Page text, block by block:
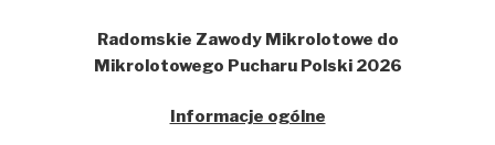
Radomskie Zawody Mikrolotowe do
Mikrolotowego Pucharu Polski 2026
Informacje ogólne